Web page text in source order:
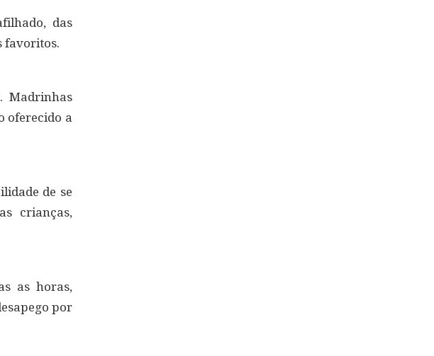
das
favoritos.
Madrinhas
oferecido a
de se
crianças,
as horas,
por